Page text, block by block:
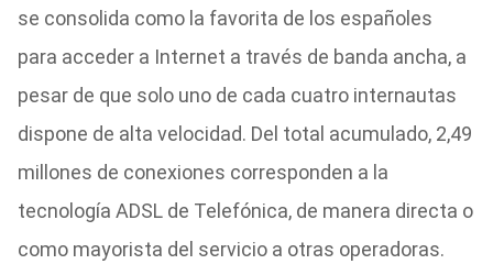
se consolida como la favorita de los españoles
para acceder a Internet a través de banda ancha, a
pesar de que solo uno de cada cuatro internautas
dispone de alta velocidad. Del total acumulado, 2,49
millones de conexiones corresponden a la
tecnología ADSL de Telefónica, de manera directa o
como mayorista del servicio a otras operadoras.